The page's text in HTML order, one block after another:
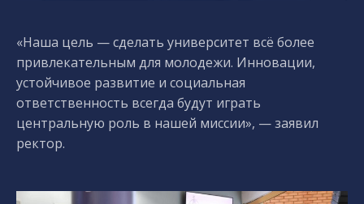
«Наша цель — сделать университет всё более
привлекательным для молодежи. Инновации,
устойчивое развитие и социальная
ответственность всегда будут играть
центральную роль в нашей миссии», — заявил
ректор.